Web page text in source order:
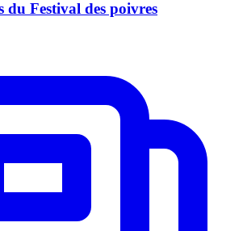
du Festival des poivres